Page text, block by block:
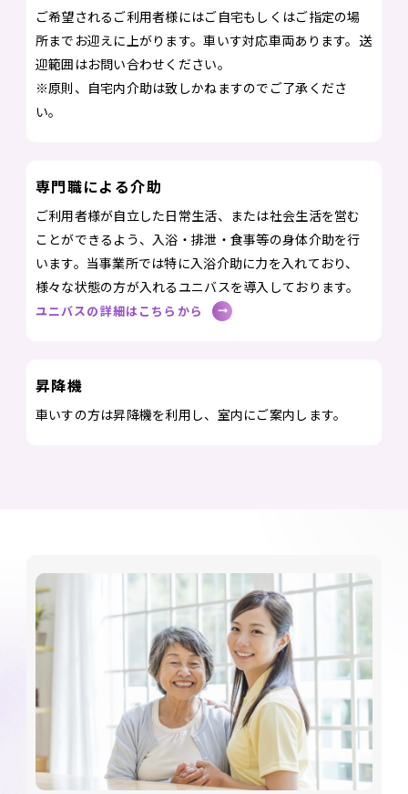
ご希望されるご利用者様にはご自宅もしくはご指定の場
所までお迎えに上がります。車いす対応車両あります。送
迎範囲はお問い合わせください。
※原則、自宅内介助は致しかねますのでご了承くださ
い。
専門職による介助
ご利用者様が自立した日常生活、または社会生活を営む
ことができるよう、入浴・排泄・食事等の身体介助を行
います。当事業所では特に入浴介助に力を入れており、
様々な状態の方が入れるユニバスを導入しております。
ユニバスの詳細はこちらから
昇降機
車いすの方は昇降機を利用し、室内にご案内します。